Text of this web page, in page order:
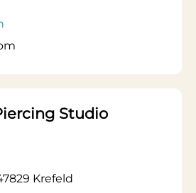
Studio
Krefeld